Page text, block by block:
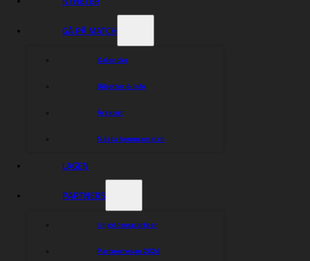
GÅ PÅ MATCH
Kalender
Biljetter & info
Årskort
Nästa hemmamatch
LAGEN
PARTNERS
Ungdomspartner
Partnerresan 2026